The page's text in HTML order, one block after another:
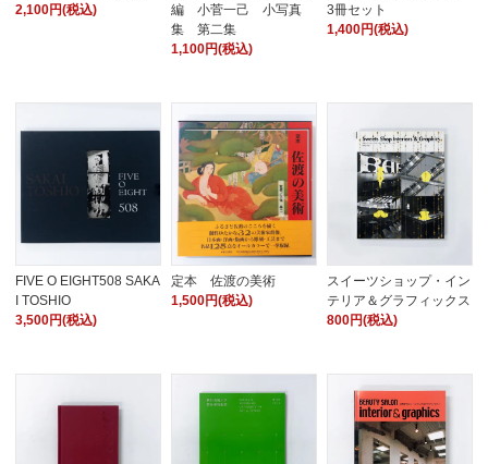
2,100円(税込)
編 小菅一己 小写真
集 第二集
1,100円(税込)
3冊セット
1,400円(税込)
FIVE O EIGHT508 SAKA
I TOSHIO
3,500円(税込)
定本 佐渡の美術
1,500円(税込)
スイーツショップ・イン
テリア＆グラフィックス
800円(税込)